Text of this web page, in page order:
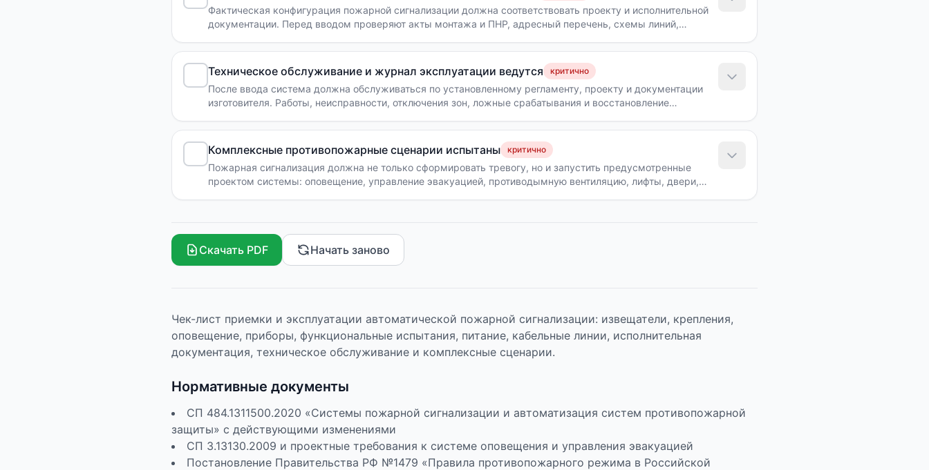
Фактическая конфигурация пожарной сигнализации должна соответствовать проекту и исполнительной
документации. Перед вводом проверяют акты монтажа и ПНР, адресный перечень, схемы линий,
Техническое обслуживание и журнал эксплуатации ведутся критично
После ввода система должна обслуживаться по установленному регламенту, проекту и документации
изготовителя. Работы, неисправности, отключения зон, ложные срабатывания и восстановление
Комплексные противопожарные сценарии испытаны критично
Пожарная сигнализация должна не только сформировать тревогу, но и запустить предусмотренные
проектом системы: оповещение, управление эвакуацией, противодымную вентиляцию, лифты, двери,
Скачать PDF Начать заново
Чек-лист приемки и эксплуатации автоматической пожарной сигнализации: извещатели, крепления,
оповещение, приборы, функциональные испытания, питание, кабельные линии, исполнительная
документация, техническое обслуживание и комплексные сценарии.
Нормативные документы
СП 484.1311500.2020 «Системы пожарной сигнализации и автоматизация систем противопожарной
защиты» с действующими изменениями
СП 3.13130.2009 и проектные требования к системе оповещения и управления эвакуацией
Постановление Правительства РФ №1479 «Правила противопожарного режима в Российской